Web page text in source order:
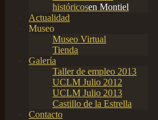
históricosen Montiel
Actualidad
Museo
Museo Virtual
Tienda
Galería
Taller de empleo 2013
UCLM Julio 2012
UCLM Julio 2013
Castillo de la Estrella
Contacto